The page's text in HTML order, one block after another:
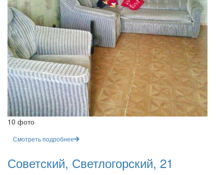
10 фото
Смотреть подробнее
Советский, Светлогорский, 21